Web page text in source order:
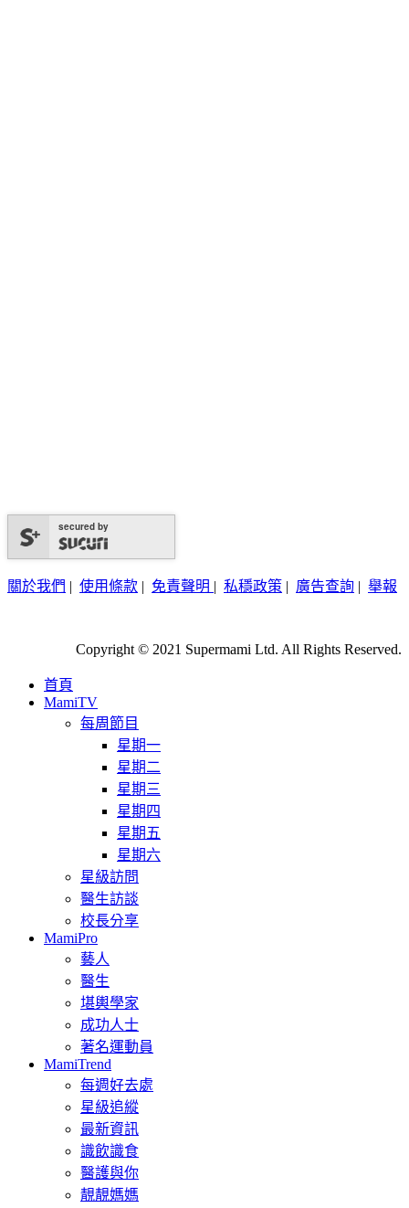
secured by
關於我們 | 使用條款 | 免責聲明 | 私穩政策 | 廣告查詢 | 舉報
Copyright © 2021 Supermami Ltd. All Rights Reserved.
首頁
MamiTV
每周節目
星期一
星期二
星期三
星期四
星期五
星期六
星級訪問
醫生訪談
校長分享
MamiPro
藝人
醫生
堪輿學家
成功人士
著名運動員
MamiTrend
每週好去處
星級追縱
最新資訊
識飲識食
醫護與你
靚靚媽媽